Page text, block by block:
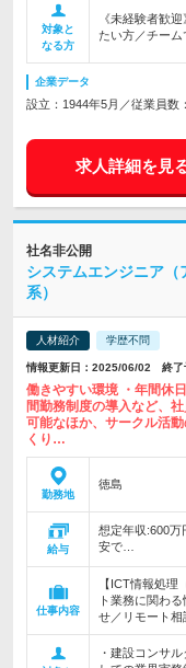
対象と
なる方
《未経験者歓
たい方／チー
企業データ
設立：1944年5月／従業員数
求人詳細を見
社名非公開
システムエンジニア
系）
人材紹介 学歴不問
情報更新日：2025/06/02 終了
働きやすい環境 ・年間休
間勤務制度の導入など、
可能なほか、サークル活
くり…
勤務地
徳島
給与
想定年収:600
安で…
仕事内容
【ICT情報処
ト業務に関わ
せ／リモート相
・建設コンサ